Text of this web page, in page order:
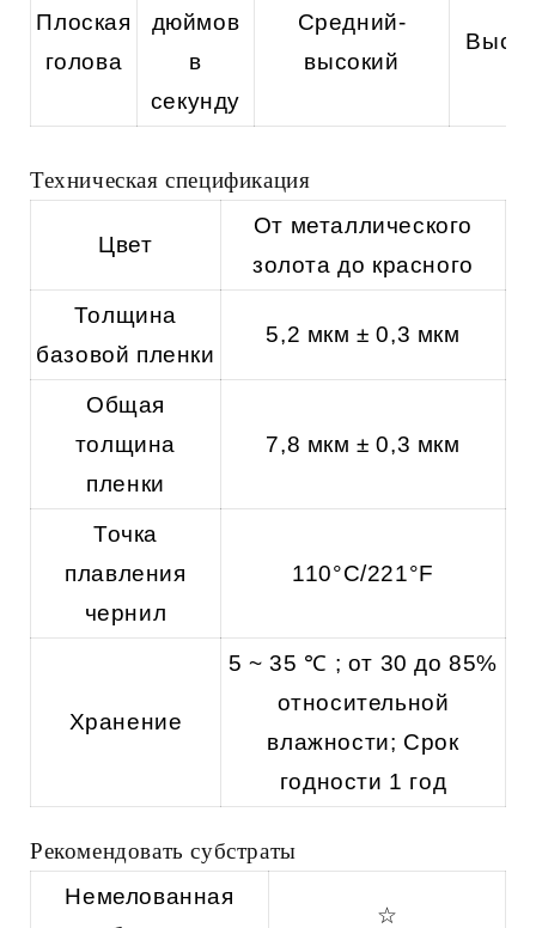
Плоская
голова
дюймов
в
секунду
Средний-
высокий
Техническая спецификация
Цвет
От металлического
золота до красного
Толщина
базовой пленки
5,2 мкм ± 0,3 мкм
Общая
толщина
пленки
7,8 мкм ± 0,3 мкм
Точка
плавления
чернил
110°C/221°F
Хранение
5 ~ 35 ℃ ; от 30 до 85%
относительной
влажности; Срок
годности 1 год
Рекомендовать субстраты
Немелованная
☆